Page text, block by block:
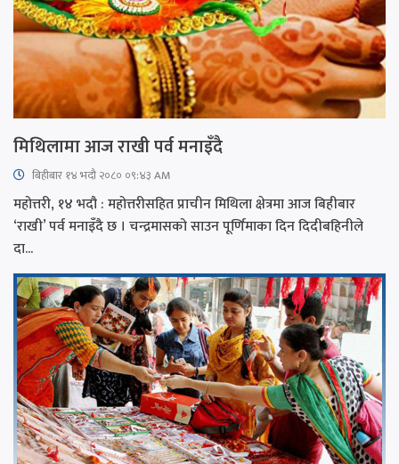
मिथिलामा आज राखी पर्व मनाइँदै
बिहीबार १४ भदौ २०८० ०९:४३ AM
महोत्तरी, १४ भदौ : महोत्तरीसहित प्राचीन मिथिला क्षेत्रमा आज बिहीबार
‘राखी’ पर्व मनाइँदै छ । चन्द्रमासको साउन पूर्णिमाका दिन दिदीबहिनीले
दा...